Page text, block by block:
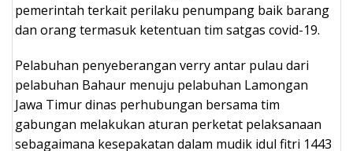
pemerintah terkait perilaku penumpang baik barang
dan orang termasuk ketentuan tim satgas covid-19.
Pelabuhan penyeberangan verry antar pulau dari
pelabuhan Bahaur menuju pelabuhan Lamongan
Jawa Timur dinas perhubungan bersama tim
gabungan melakukan aturan perketat pelaksanaan
sebagaimana kesepakatan dalam mudik idul fitri 1443